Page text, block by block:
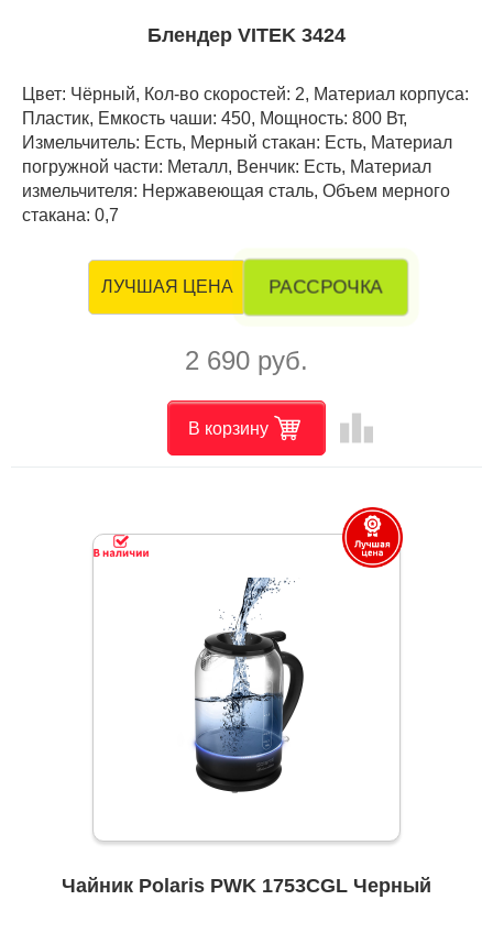
Блендер VITEK 3424
Цвет: Чёрный, Кол-во скоростей: 2, Материал корпуса:
Пластик, Емкость чаши: 450, Мощность: 800 Вт,
Измельчитель: Есть, Мерный стакан: Есть, Материал
погружной части: Металл, Венчик: Есть, Материал
измельчителя: Нержавеющая сталь, Объем мерного
стакана: 0,7
ЛУЧШАЯ ЦЕНА РАССРОЧКА
2 690 руб.
В корзину leaderboard
Чайник Polaris PWK 1753CGL Черный